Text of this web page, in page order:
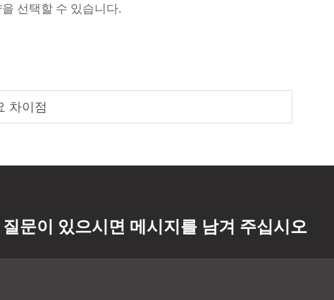
선택할 수 있습니다.
차이점
질문이 있으시면 메시지를 남겨 주십시오